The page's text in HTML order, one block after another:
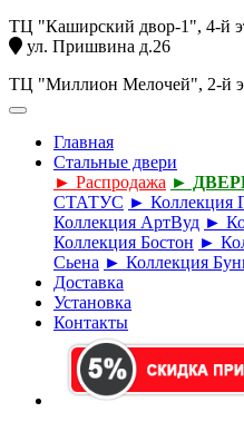
ТЦ "Каширский двор-1", 4-й
ул. Пришвина д.26
ТЦ "Миллион Мелочей", 2-й
Главная
Стальные двери
► Распродажа ►
СТАТУС ► Коллекция
Коллекция АртВуд ►
Коллекция Бостон ►
Сьена ► Коллекция
Доставка
Установка
Контакты